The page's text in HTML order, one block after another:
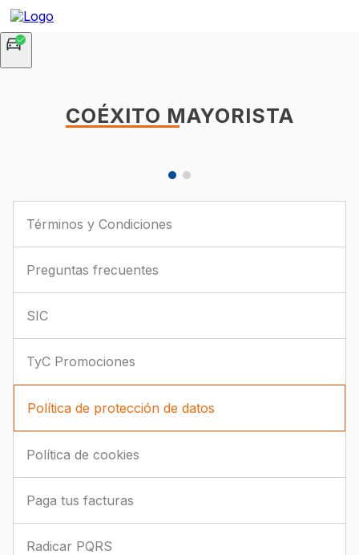
COÉXITO MAYORISTA
Términos y Condiciones
Preguntas frecuentes
SIC
TyC Promociones
Política de protección de datos
Política de cookies
Paga tus facturas
Radicar PQRS